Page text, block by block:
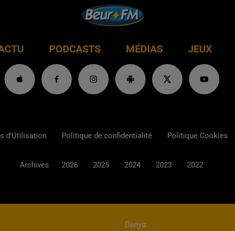
PODCASTS MÉDIAS JEUX
Denya
d'Utilisation Politique de confidentialité Politique Cookies
Archives 2026 2025 2024 2023 2022